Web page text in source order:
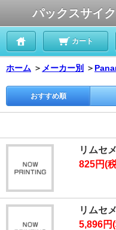
パックスサイ
カート
ホーム ＞ メーカー別 ＞
おすすめ順
リムセ
825円(
リムセ
5,896円